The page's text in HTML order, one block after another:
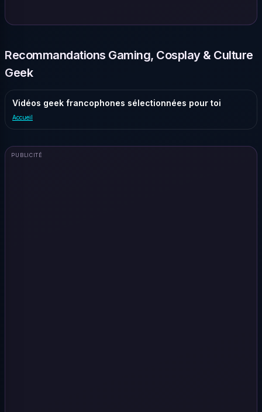
Recommandations Gaming, Cosplay & Culture
Geek
Vidéos geek francophones sélectionnées pour toi
Accueil
PUBLICITÉ